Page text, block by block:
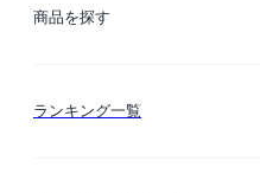
ご利用ガイド
商品を探す
カテゴリー検索
ランキング一覧